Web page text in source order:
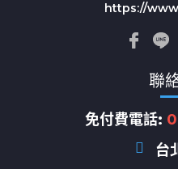
https://
聯
免付費電話:
台